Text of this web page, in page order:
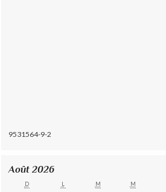
9531564-9-2
Août 2026
D L M M